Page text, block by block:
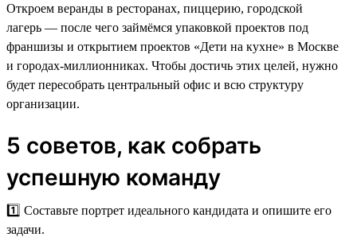
Откроем веранды в ресторанах, пиццерию, городской
лагерь — после чего займёмся упаковкой проектов под
франшизы и открытием проектов «Дети на кухне» в Москве
и городах-миллионниках. Чтобы достичь этих целей, нужно
будет пересобрать центральный офис и всю структуру
организации.
5 советов, как собрать
успешную команду
1️⃣ Составьте портрет идеального кандидата и опишите его
задачи.